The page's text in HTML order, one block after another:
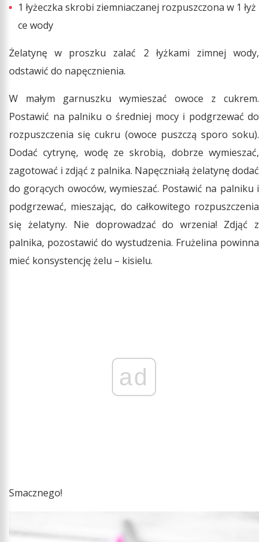
1 łyżeczka skrobi ziemniaczanej rozpuszczona w 1 łyż
ce wody
Żelatynę w proszku zalać 2 łyżkami zimnej wody,
odstawić do napęcznienia.
W małym garnuszku wymieszać owoce z cukrem.
Postawić na palniku o średniej mocy i podgrzewać do
rozpuszczenia się cukru (owoce puszczą sporo soku).
Dodać cytrynę, wodę ze skrobią, dobrze wymieszać,
zagotować i zdjąć z palnika. Napęczniałą żelatynę dodać
do gorących owoców, wymieszać. Postawić na palniku i
podgrzewać, mieszając, do całkowitego rozpuszczenia
się żelatyny. Nie doprowadzać do wrzenia! Zdjąć z
palnika, pozostawić do wystudzenia. Frużelina powinna
mieć konsystencję żelu – kisielu.
ad
Smacznego!